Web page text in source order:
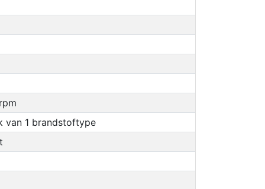
van 1 brandstoftype